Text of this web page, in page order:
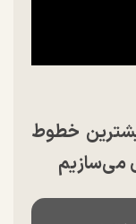
خطوط
می‌سازیم